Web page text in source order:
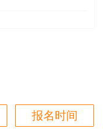
。
件；②近期两寸
报名时间